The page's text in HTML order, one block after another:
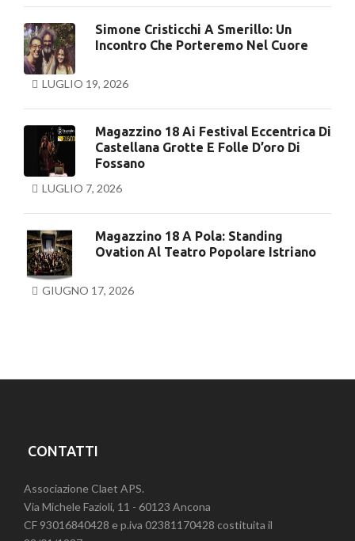
Simone Cristicchi A Smerillo: Un
Incontro Che Porteremo Nel Cuore
LUGLIO 19, 2026
Magazzino 18 Ai Festival Eccentrica Di
Castellana Grotte E Folle D’oro Di
Fossano
LUGLIO 7, 2026
Magazzino 18 A Pola: Standing
Ovation Al Teatro Popolare Istriano
GIUGNO 17, 2026
CONTATTI
Associazione Claet APS.
Via Michele Fazioli, 11 - 60123 Ancona
CF 93016840428 e p.iva 02381170428 costituita il